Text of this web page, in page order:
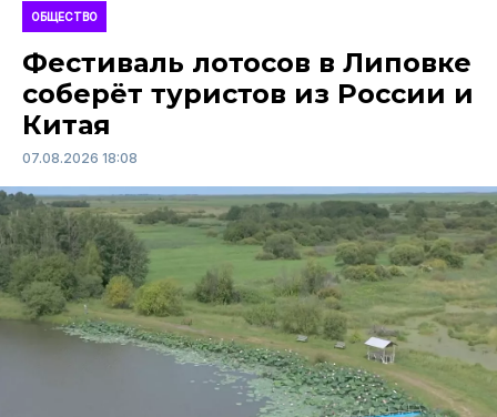
ОБЩЕСТВО
Фестиваль лотосов в Липовке
соберёт туристов из России и
Китая
07.08.2026 18:08